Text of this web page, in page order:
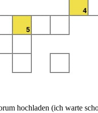
hochladen (ich warte